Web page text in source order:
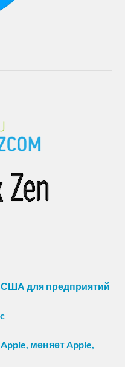
США для предприятий
меняет Apple,